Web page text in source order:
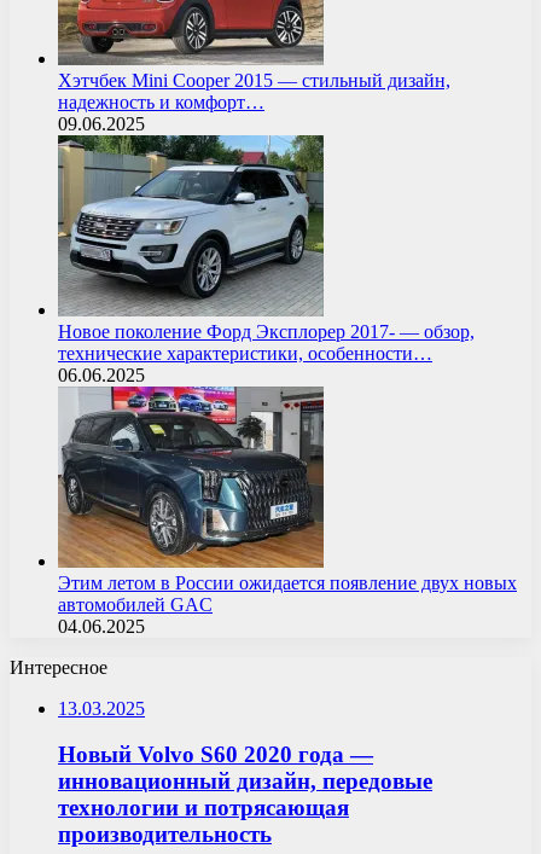
Хэтчбек Mini Cooper 2015 — стильный дизайн,
надежность и комфорт…
09.06.2025
Новое поколение Форд Эксплорер 2017- — обзор,
технические характеристики, особенности…
06.06.2025
Этим летом в России ожидается появление двух новых
автомобилей GAC
04.06.2025
Интересное
13.03.2025
Новый Volvo S60 2020 года —
инновационный дизайн, передовые
технологии и потрясающая
производительность